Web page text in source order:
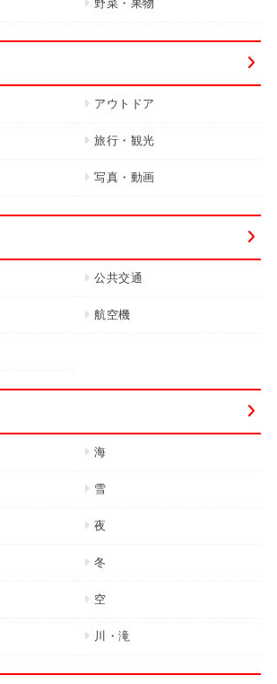
野菜・果物
アウトドア
旅行・観光
写真・動画
公共交通
航空機
海
雪
夜
冬
空
川・滝